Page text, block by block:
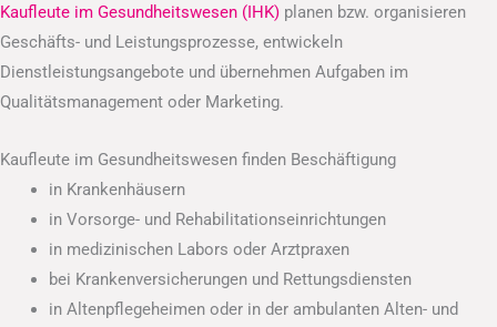
Kaufleute im Gesundheitswesen (IHK) planen bzw. organisieren
Geschäfts- und Leistungsprozesse, entwickeln
Dienstleistungsangebote und übernehmen Aufgaben im
Qualitätsmanagement oder Marketing.
Kaufleute im Gesundheitswesen finden Beschäftigung
in Krankenhäusern
in Vorsorge- und Rehabilitationseinrichtungen
in medizinischen Labors oder Arztpraxen
bei Krankenversicherungen und Rettungsdiensten
in Altenpflegeheimen oder in der ambulanten Alten- und